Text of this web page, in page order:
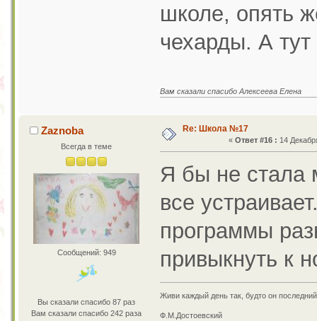
школе, опять
чехарды. А тут
Вам сказали спасибо Алексеева Елена
Zaznoba
Всегда в теме
Сообщений: 949
Вы сказали спасибо 87 раз
Вам сказали спасибо 242 раза
Re: Школа №17
« Ответ #16 : 14
Я бы не стала
все
программы
привыкнуть к
Живи каждый день так, будто он
Ф.М.Достоевский